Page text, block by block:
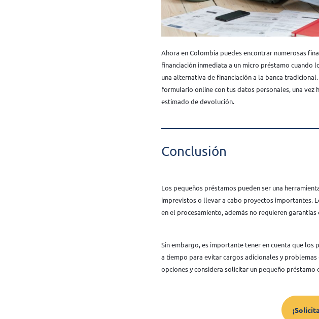
Ahora en Colombia puedes encontrar numerosas
financiación inmediata a un micro préstamo cuando
una alternativa de financiación a la banca
formulario online con tus datos personales, una
estimado de devolución.
Conclusión
Los pequeños préstamos pueden ser una
imprevistos o llevar a cabo proyectos importantes.
en el procesamiento, además no requieren
Sin embargo, es importante tener en cuenta que los
a tiempo para evitar cargos adicionales y
opciones y considera solicitar un pequeño